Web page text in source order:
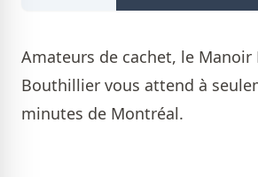
Amateurs de cachet, le Manoir
Bouthillier vous attend à
minutes de Montréal.